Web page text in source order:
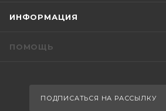
ИНФОРМАЦИЯ
ПОМОЩЬ
ПОДПИСАТЬСЯ НА РАССЫЛКУ